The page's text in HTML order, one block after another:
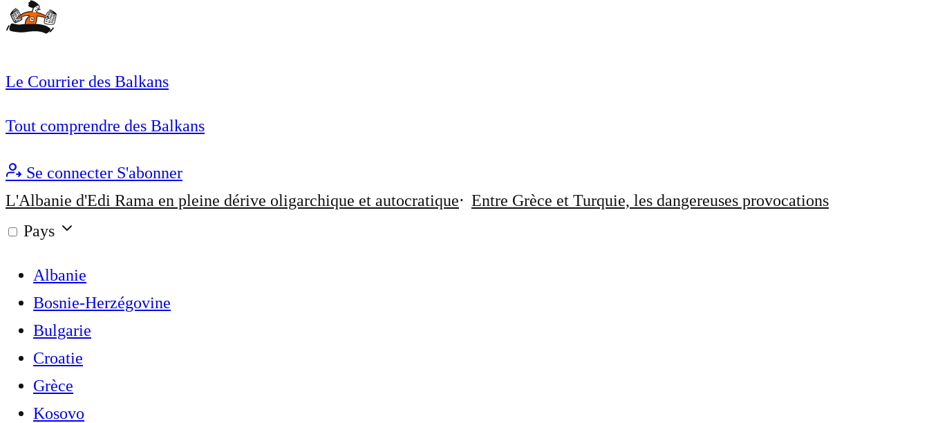
Le Courrier des Balkans
Tout comprendre des Balkans
Se connecter S'abonner
L'Albanie d'Edi Rama en pleine dérive oligarchique et autocratique
Entre Grèce et Turquie, les dangereuses provocations
Pays
Albanie
Bosnie-Herzégovine
Bulgarie
Croatie
Grèce
Kosovo